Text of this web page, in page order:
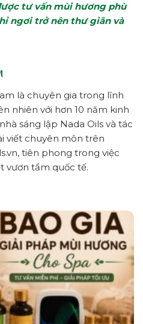
tư vấn mùi hương phù
ngơi trở nên thư giãn và
là chuyên gia trong lĩnh
nhiên với hơn 10 năm kinh
sáng lập Nada Oils và tác
viết chuyên môn trên
tiên phong trong việc
vươn tầm quốc tế.